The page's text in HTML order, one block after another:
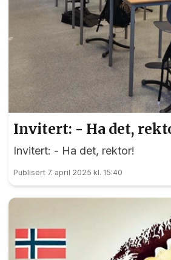
Invitert: - Ha det,
Invitert: - Ha det, rektor!
Publisert 7. april 2025 kl. 15:40